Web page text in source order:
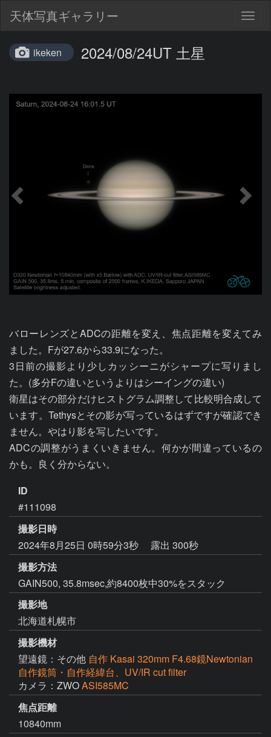
天体写真ギャラリー
ikeken 2024/08/24UT 土星
バローレンズとADCの距離を変え、焦点距離を変えてみ
ました。Fが27.6から33.9になった。
3日前の撮影より少しカッシーニがシャープに写りまし
た。(多分Fの違いというよりはシーイングの違い)
衛星はその部分だけヒストグラム調整して比較明合成して
います。Tethysとその影が写っているはずですが確認でき
ません。やはり影を写したいです。
ADCの調整がうまくいきません。何かが間違っているの
かも。良く分からない。
ID
#111098
撮影日時
2024年8月25日 0時59分3秒
露出 300秒
撮影方法
GAIN500, 35.8msec,約8400枚中30%をスタック
撮影地
北海道札幌市
撮影機材
望遠鏡：その他 自作 Kasai 320mm F4.68鏡Newtonian
自作鏡筒・自作経緯台、UV/IR cut filter
カメラ：ZWOASI585MC
焦点距離
10840mm